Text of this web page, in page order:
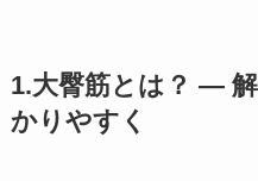
1.大臀筋とは？ —
かりやすく